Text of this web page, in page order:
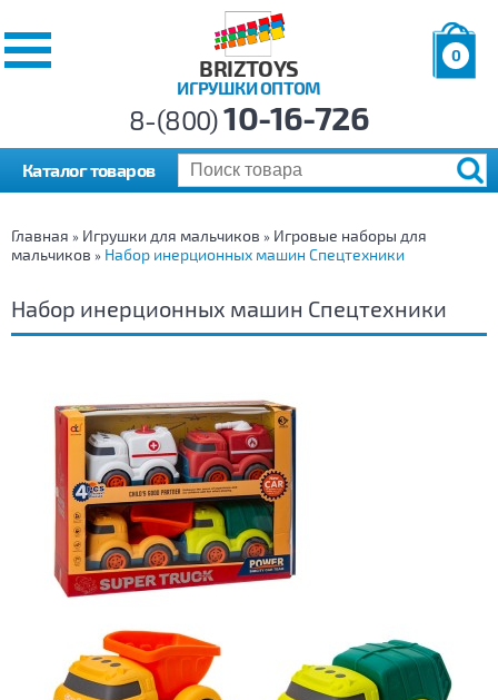
BRIZTOYS
ИГРУШКИ ОПТОМ
0
р.
8-(800)10-16-726
Каталог товаров
Главная » Игрушки для мальчиков » Игровые наборы для
мальчиков » Набор инерционных машин Спецтехники
Набор инерционных машин Спецтехники